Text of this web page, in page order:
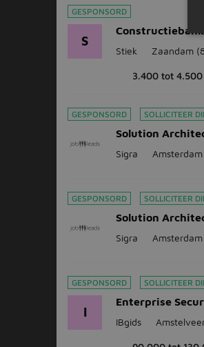
GESPONSORD
S
Stiek Zaandam
3.400 tot 4.500
GESPONSORD SOLLICITEER
Solution
Sigra Amsterdam
GESPONSORD SOLLICITEER
Solution
Sigra Amsterdam
GESPONSORD SOLLICITEER
I
Enterprise
IBgids